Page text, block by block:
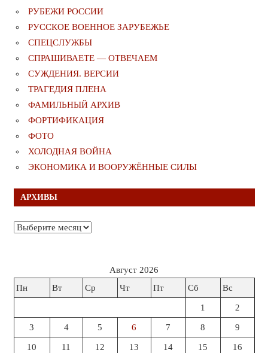
РУБЕЖИ РОССИИ
РУССКОЕ ВОЕННОЕ ЗАРУБЕЖЬЕ
СПЕЦСЛУЖБЫ
СПРАШИВАЕТЕ — ОТВЕЧАЕМ
СУЖДЕНИЯ. ВЕРСИИ
ТРАГЕДИЯ ПЛЕНА
ФАМИЛЬНЫЙ АРХИВ
ФОРТИФИКАЦИЯ
ФОТО
ХОЛОДНАЯ ВОЙНА
ЭКОНОМИКА И ВООРУЖЁННЫЕ СИЛЫ
АРХИВЫ
Архивы
Август 2026
Пн
Вт Ср Чт Пт Сб Вс
1 2
3 4 5 6 7 8 9
10 11 12 13 14 15 16